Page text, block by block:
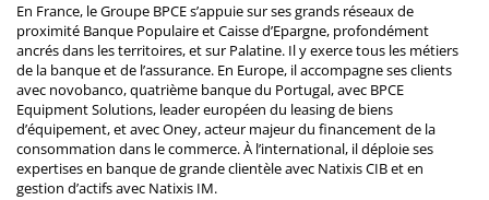
En France, le Groupe BPCE s’appuie sur ses grands réseaux de
proximité Banque Populaire et Caisse d’Epargne, profondément
ancrés dans les territoires, et sur Palatine. Il y exerce tous les métiers
de la banque et de l’assurance. En Europe, il accompagne ses clients
avec novobanco, quatrième banque du Portugal, avec BPCE
Equipment Solutions, leader européen du leasing de biens
d’équipement, et avec Oney, acteur majeur du financement de la
consommation dans le commerce. À l’international, il déploie ses
expertises en banque de grande clientèle avec Natixis CIB et en
gestion d’actifs avec Natixis IM.